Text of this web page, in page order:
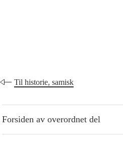
Til historie, samisk
Forsiden av overordnet del